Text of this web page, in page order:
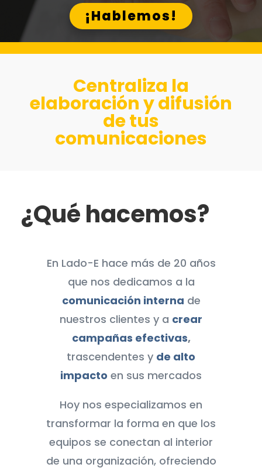
¡Hablemos!
Centraliza la
elaboración y difusión
de tus
comunicaciones
¿Qué hacemos?
En Lado-E hace más de 20 años
que nos dedicamos a la
comunicación interna de
nuestros clientes y a crear
campañas efectivas,
trascendentes y de alto
impacto en sus mercados
Hoy nos especializamos en
transformar la forma en que los
equipos se conectan al interior
de una organización, ofreciendo